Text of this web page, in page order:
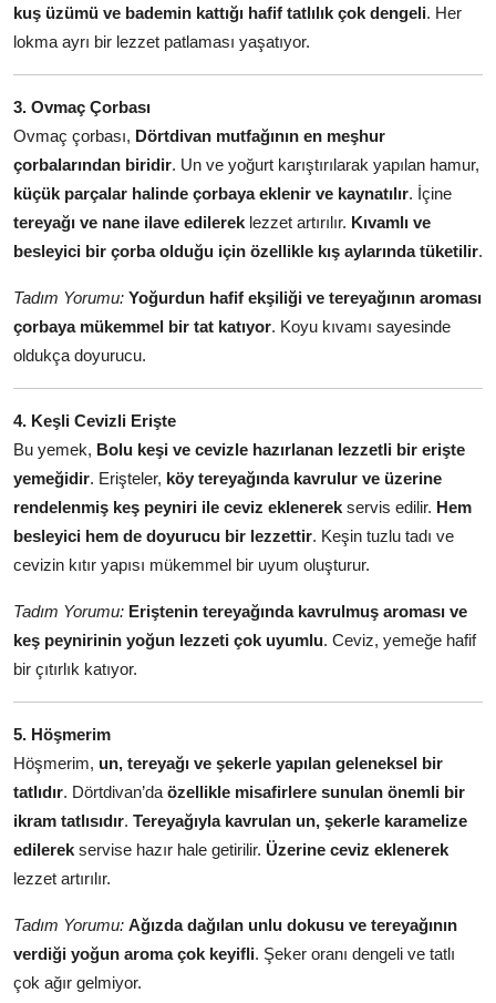
kuş üzümü ve bademin kattığı hafif tatlılık çok dengeli. Her
lokma ayrı bir lezzet patlaması yaşatıyor.
3. Ovmaç Çorbası
Ovmaç çorbası, Dörtdivan mutfağının en meşhur
çorbalarından biridir. Un ve yoğurt karıştırılarak yapılan hamur,
küçük parçalar halinde çorbaya eklenir ve kaynatılır. İçine
tereyağı ve nane ilave edilerek lezzet artırılır. Kıvamlı ve
besleyici bir çorba olduğu için özellikle kış aylarında tüketilir.
Tadım Yorumu: Yoğurdun hafif ekşiliği ve tereyağının aroması
çorbaya mükemmel bir tat katıyor. Koyu kıvamı sayesinde
oldukça doyurucu.
4. Keşli Cevizli Erişte
Bu yemek, Bolu keşi ve cevizle hazırlanan lezzetli bir erişte
yemeğidir. Erişteler, köy tereyağında kavrulur ve üzerine
rendelenmiş keş peyniri ile ceviz eklenerek servis edilir. Hem
besleyici hem de doyurucu bir lezzettir. Keşin tuzlu tadı ve
cevizin kıtır yapısı mükemmel bir uyum oluşturur.
Tadım Yorumu: Eriştenin tereyağında kavrulmuş aroması ve
keş peynirinin yoğun lezzeti çok uyumlu. Ceviz, yemeğe hafif
bir çıtırlık katıyor.
5. Höşmerim
Höşmerim, un, tereyağı ve şekerle yapılan geleneksel bir
tatlıdır. Dörtdivan’da özellikle misafirlere sunulan önemli bir
ikram tatlısıdır. Tereyağıyla kavrulan un, şekerle karamelize
edilerek servise hazır hale getirilir. Üzerine ceviz eklenerek
lezzet artırılır.
Tadım Yorumu: Ağızda dağılan unlu dokusu ve tereyağının
verdiği yoğun aroma çok keyifli. Şeker oranı dengeli ve tatlı
çok ağır gelmiyor.